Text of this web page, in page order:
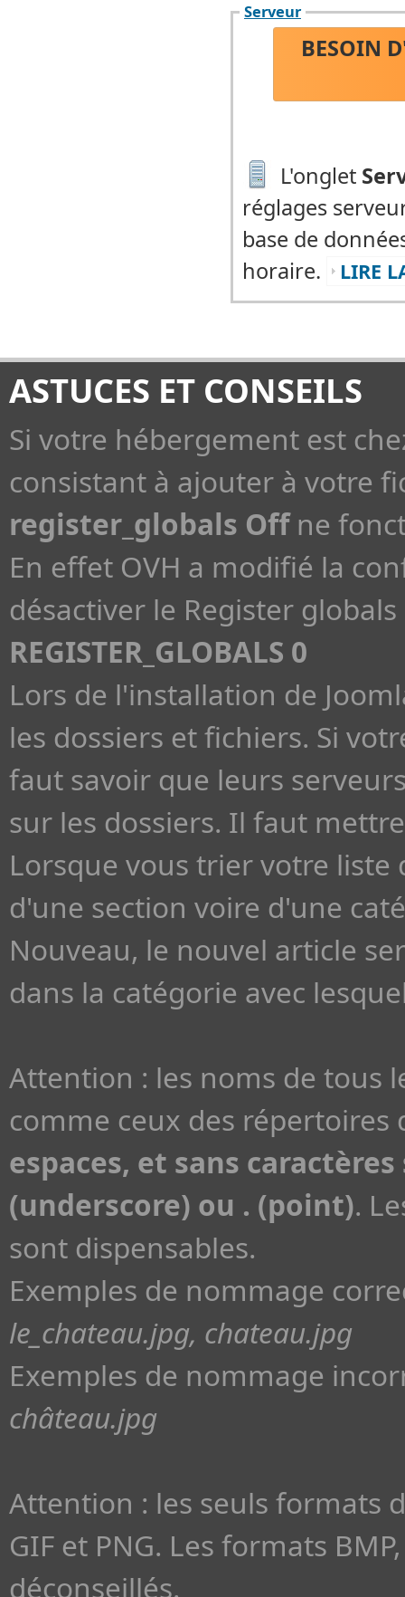
BESOIN
Serveur
L'onglet
réglages
base de
horaire.
LIRE
ASTUCES ET CONSEILS
Si votre hébergement est
consistant à ajouter à votre
register_globals Offne
En effet OVH a modifié la
désactiver le Register
REGISTER_GLOBALS 0
Lors de l'installation de
les dossiers et fichiers. Si
faut savoir que leurs
sur les dossiers. Il faut
Lorsque vous trier votre
d'une section voire d'une
Nouveau, le nouvel article
dans la catégorie avec
Attention : les noms de tous
comme ceux des répertoires
espaces, et sans
(underscore) ou . (point).
sont dispensables.
Exemples de nommage
le_chateau.jpg, chateau.jpg
Exemples de nommage
château.jpg
Attention : les seuls formats
GIF et PNG. Les formats
déconseillés.